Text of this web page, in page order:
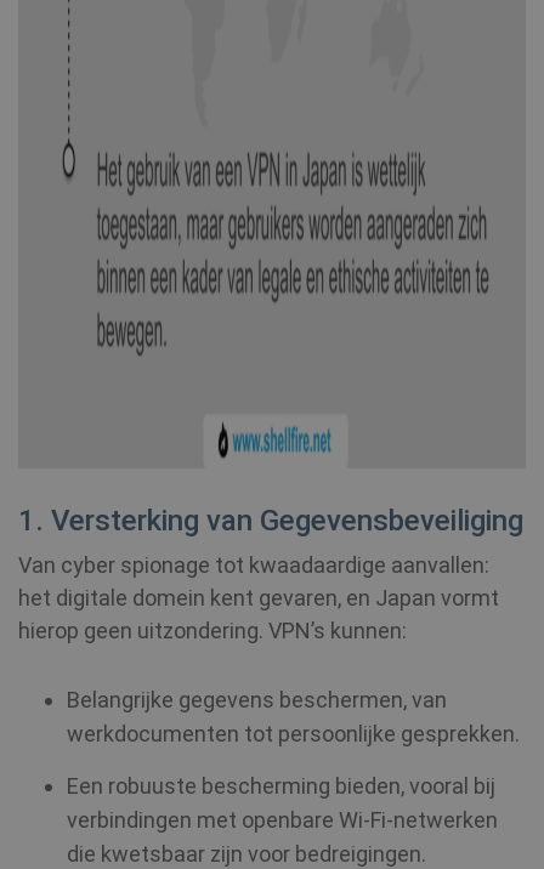
1. Versterking van Gegevensbeveiliging
Van cyber spionage tot kwaadaardige aanvallen:
het digitale domein kent gevaren, en Japan vormt
hierop geen uitzondering. VPN’s kunnen:
Belangrijke gegevens beschermen, van
werkdocumenten tot persoonlijke gesprekken.
Een robuuste bescherming bieden, vooral bij
verbindingen met openbare Wi-Fi-netwerken
die kwetsbaar zijn voor bedreigingen.